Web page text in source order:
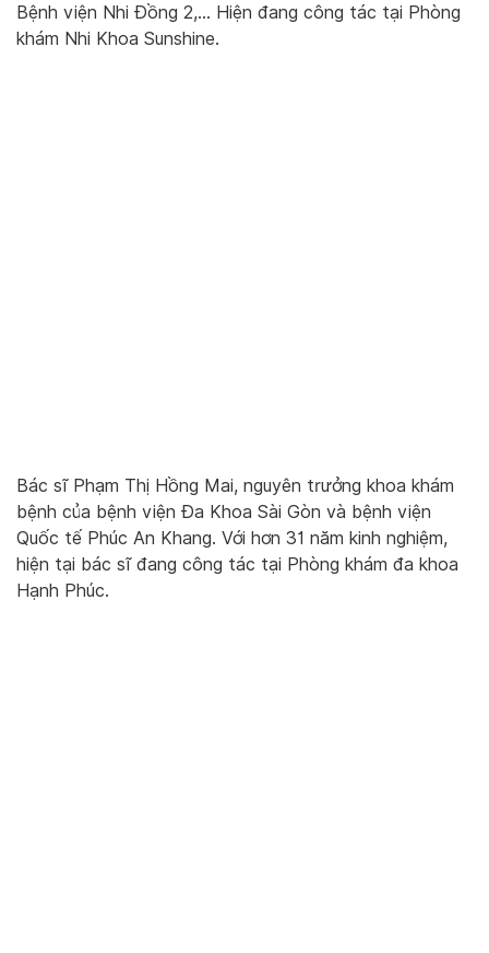
Bệnh viện Nhi Đồng 2,… Hiện đang công tác tại Phòng
khám Nhi Khoa Sunshine.
Bác sĩ Phạm Thị Hồng Mai, nguyên trưởng khoa khám
bệnh của bệnh viện Đa Khoa Sài Gòn và bệnh viện
Quốc tế Phúc An Khang. Với hơn 31 năm kinh nghiệm,
hiện tại bác sĩ đang công tác tại Phòng khám đa khoa
Hạnh Phúc.